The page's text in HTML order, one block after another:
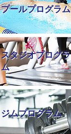
プールプログラム
スタジオプログラ
ム
ジムプログラム